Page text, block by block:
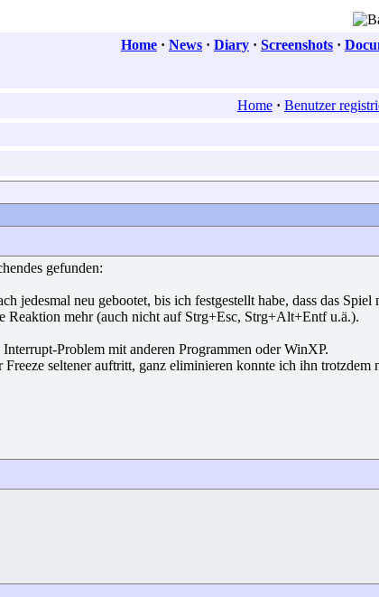
Home · News · Diary · Screenshots ·
Home · Benutzer
gefunden:
neu gebootet, bis ich festgestellt habe, dass das
Reaktion mehr (auch nicht auf Strg+Esc, Strg+Alt+Entf u.ä.).
Problem mit anderen Programmen oder WinXP.
seltener auftritt, ganz eliminieren konnte ich ihn trotzdem